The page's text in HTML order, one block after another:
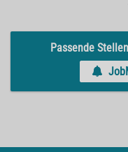
Passende